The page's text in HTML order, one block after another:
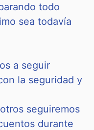
todo
sea todavía
a seguir
la seguridad y
seguiremos
durante